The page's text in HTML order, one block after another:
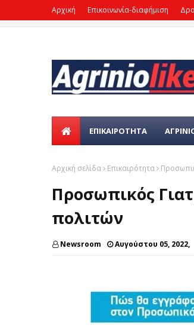
Αρχική Επικοινωνία-διαφήμιση
ΕΠΙΚΑΙΡΌΤΗΤΑ
Αρχική σελίδα Επικαιρότητα
Προσωπικός
πολιτών
Newsroom Αυγούστου 05, 2022,